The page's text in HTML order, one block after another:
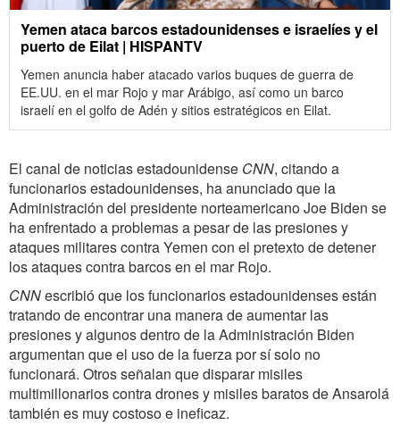
Yemen ataca barcos estadounidenses e israelíes y el
puerto de Eilat | HISPANTV
Yemen anuncia haber atacado varios buques de guerra de
EE.UU. en el mar Rojo y mar Arábigo, así como un barco
israelí en el golfo de Adén y sitios estratégicos en Eilat.
El canal de noticias estadounidense CNN, citando a
funcionarios estadounidenses, ha anunciado que la
Administración del presidente norteamericano Joe Biden se
ha enfrentado a problemas a pesar de las presiones y
ataques militares contra Yemen con el pretexto de detener
los ataques contra barcos en el mar Rojo.
CNNescribió que los funcionarios estadounidenses están
tratando de encontrar una manera de aumentar las
presiones y algunos dentro de la Administración Biden
argumentan que el uso de la fuerza por sí solo no
funcionará. Otros señalan que disparar misiles
multimillonarios contra drones y misiles baratos de Ansarolá
también es muy costoso e ineficaz.